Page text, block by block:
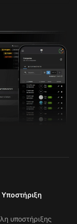
Υποστήριξη
υποστήριξης